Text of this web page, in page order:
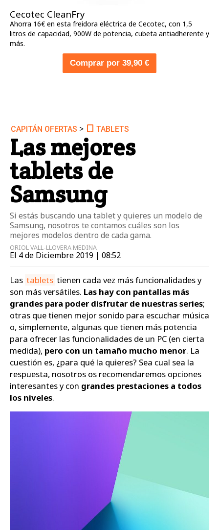
Cecotec CleanFry
Ahorra 16€ en esta freidora eléctrica de Cecotec, con 1,5
litros de capacidad, 900W de potencia, cubeta antiadherente y
más.
Comprar por 39,90 €
CAPITÁN OFERTAS > TABLETS
Las mejores
tablets de
Samsung
Si estás buscando una tablet y quieres un modelo de
Samsung, nosotros te contamos cuáles son los
mejores modelos dentro de cada gama.
ORIOL VALL-LLOVERA MEDINA
El 4 de Diciembre 2019 | 08:52
Las tablets tienen cada vez más funcionalidades y
son más versátiles. Las hay con pantallas más
grandes para poder disfrutar de nuestras series;
otras que tienen mejor sonido para escuchar música
o, simplemente, algunas que tienen más potencia
para ofrecer las funcionalidades de un PC (en cierta
medida), pero con un tamaño mucho menor. La
cuestión es, ¿para qué la quieres? Sea cual sea la
respuesta, nosotros os recomendaremos opciones
interesantes y con grandes prestaciones a todos
los niveles.